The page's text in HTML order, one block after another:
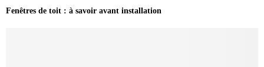
Fenêtres de toit : à savoir avant installation